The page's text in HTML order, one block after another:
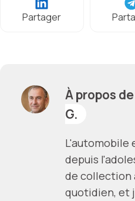
Partager
À propos
G.
L'automobile
depuis
de collection
quotidien, et